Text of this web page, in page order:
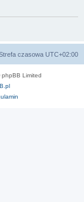
czasowa UTC+02:00
Limited